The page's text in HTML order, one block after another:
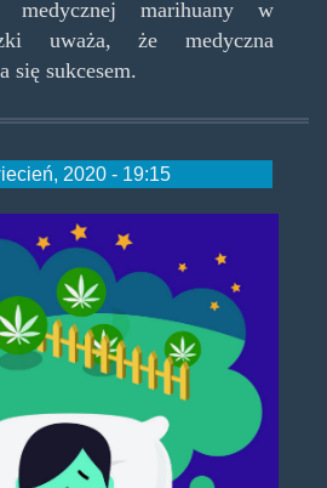
medycznej marihuany w
uważa, że medyczna
się sukcesem.
2020 - 19:15